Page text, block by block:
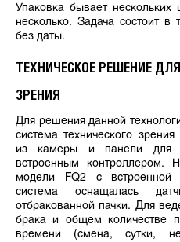
Упаковка бывает
несколько. Задача состоит в
без даты.
ТЕХНИЧЕСКОЕ РЕШЕНИЕ
ЗРЕНИЯ
Для решения данной
система технического
из камеры и панели для
встроенным
модели FQ2 с встроенной
система оснащалась
отбракованной пачки. Для
брака и общем количестве
времени (смена, сутки,